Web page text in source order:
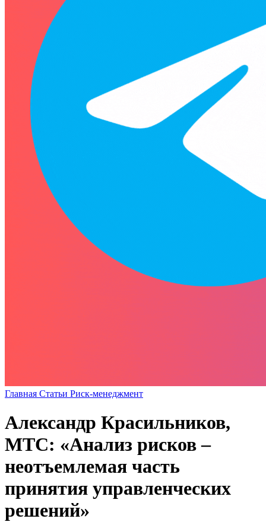
Главная Статьи Риск-менеджмент
Александр Красильников,
МТС: «Анализ рисков –
неотъемлемая часть
принятия управленческих
решений»